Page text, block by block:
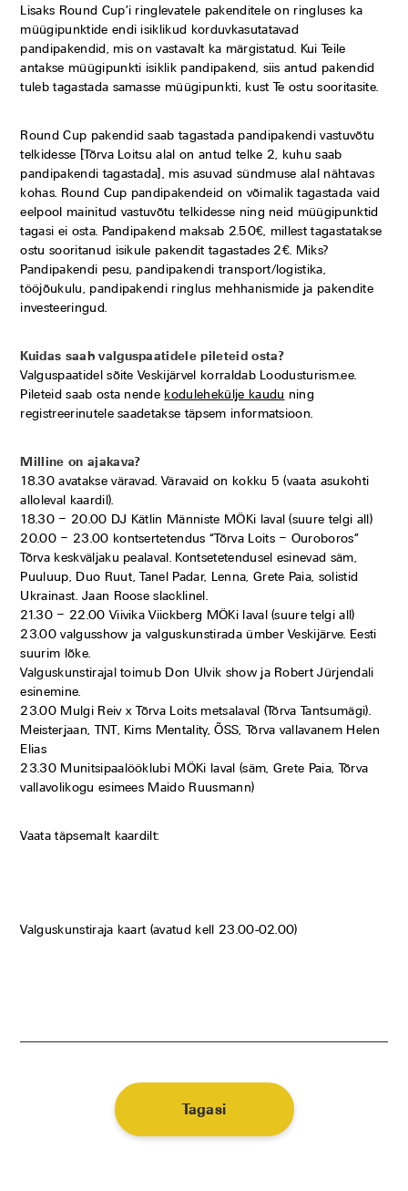
Lisaks Round Cup’i ringlevatele pakenditele on ringluses ka
müügipunktide endi isiklikud korduvkasutatavad
pandipakendid, mis on vastavalt ka märgistatud. Kui Teile
antakse müügipunkti isiklik pandipakend, siis antud pakendid
tuleb tagastada samasse müügipunkti, kust Te ostu sooritasite.
Round Cup pakendid saab tagastada pandipakendi vastuvõtu
telkidesse [Tõrva Loitsu alal on antud telke 2, kuhu saab
pandipakendi tagastada], mis asuvad sündmuse alal nähtavas
kohas. Round Cup pandipakendeid on võimalik tagastada vaid
eelpool mainitud vastuvõtu telkidesse ning neid müügipunktid
tagasi ei osta. Pandipakend maksab 2.50€, millest tagastatakse
ostu sooritanud isikule pakendit tagastades 2€. Miks?
Pandipakendi pesu, pandipakendi transport/logistika,
tööjõukulu, pandipakendi ringlus mehhanismide ja pakendite
investeeringud.
Kuidas saab valguspaatidele pileteid osta?
Valguspaatidel sõite Veskijärvel korraldab Loodusturism.ee.
Pileteid saab osta nende kodulehekülje kaudu ning
registreerinutele saadetakse täpsem informatsioon.
Milline on ajakava?
18.30 avatakse väravad. Väravaid on kokku 5 (vaata asukohti
alloleval kaardil).
18.30 – 20.00 DJ Kätlin Männiste MÖKi laval (suure telgi all)
20.00 – 23.00 kontsertetendus “Tõrva Loits – Ouroboros”
Tõrva keskväljaku pealaval. Kontsetetendusel esinevad säm,
Puuluup, Duo Ruut, Tanel Padar, Lenna, Grete Paia, solistid
Ukrainast. Jaan Roose slacklinel.
21.30 – 22.00 Viivika Viickberg MÖKi laval (suure telgi all)
23.00 valgusshow ja valguskunstirada ümber Veskijärve. Eesti
suurim lõke.
Valguskunstirajal toimub Don Ulvik show ja Robert Jürjendali
esinemine.
23.00 Mulgi Reiv x Tõrva Loits metsalaval (Tõrva Tantsumägi).
Meisterjaan, TNT, Kims Mentality, ÕSS, Tõrva vallavanem Helen
Elias
23.30 Munitsipaalööklubi MÖKi laval (säm, Grete Paia, Tõrva
vallavolikogu esimees Maido Ruusmann)
Vaata täpsemalt kaardilt:
Valguskunstiraja kaart (avatud kell 23.00-02.00)
Tagasi